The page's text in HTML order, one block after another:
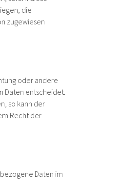
die
zugewiesen
oder andere
Daten entscheidet.
so kann der
Recht der
Daten im